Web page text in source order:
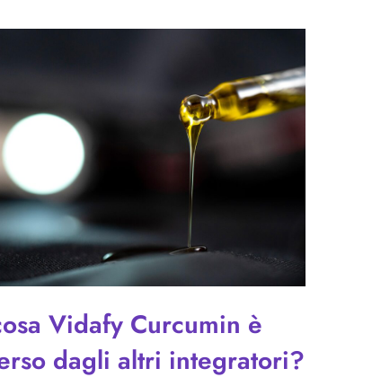
Vidafy Curcumin è
dagli altri integratori?